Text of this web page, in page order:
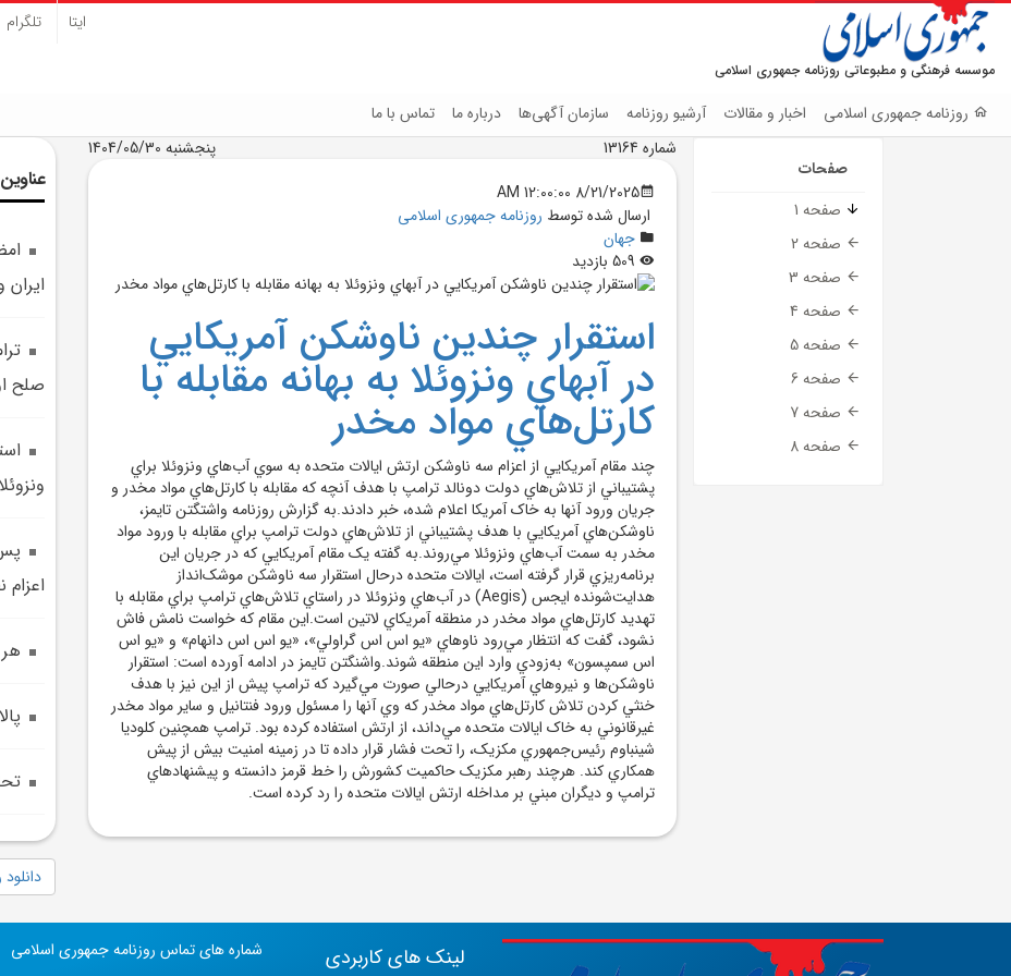
موسسه فرهنگی و مطبوعاتی روزنامه جمهوری اسلامی
ایتا تلگرام
روزنامه جمهوری اسلامی اخبار و مقالات آرشیو روزنامه سازمان آگهی‌ها درباره ما تماس با ما
صفحات
صفحه 1
صفحه 2
صفحه 3
صفحه 4
صفحه 5
صفحه 6
صفحه 7
صفحه 8
شماره 13164
پنجشنبه 1404/05/30
8/21/2025 12:00:00 AM
ارسال شده توسط روزنامه جمهوری اسلامی
جهان
استقرار چندين ناوشکن آمريکايي
در آبهاي ونزوئلا به بهانه مقابله با
کارتل‌هاي مواد مخدر
چند مقام آمريکايي از اعزام سه ناوشکن ارتش ايالات متحده به سوي آب‌هاي ونزوئلا براي
پشتيباني از تلاش‌هاي دولت دونالد ترامپ با هدف آنچه که مقابله با کارتل‌هاي مواد مخدر و
جريان ورود آنها به خاک آمريکا اعلام شده، خبر دادند.به گزارش روزنامه واشتگتن تايمز،
ناوشکن‌هاي آمريکايي با هدف پشتيباني از تلاش‌هاي دولت ترامپ براي مقابله با ورود مواد
مخدر به سمت آب‌هاي ونزوئلا مي‌روند.به گفته يک مقام آمريکايي که در جريان اين
برنامه‌ريزي قرار گرفته است، ايالات متحده درحال استقرار سه ناوشکن موشک‌انداز
هدايت‌شونده ايجس (Aegis) در آب‌هاي ونزوئلا در راستاي تلاش‌هاي ترامپ براي مقابله با
تهديد کارتل‌هاي مواد مخدر در منطقه آمريکاي لاتين است.اين مقام که خواست نامش فاش
نشود، گفت که انتظار مي‌رود ناوهاي «يو اس اس گراولي»، «يو اس اس دانهام» و «يو اس
اس سمپسون» به‌زودي وارد اين منطقه شوند.واشنگتن تايمز در ادامه آورده است: استقرار
ناوشکن‌ها و نيروهاي آمريکايي درحالي صورت مي‌گيرد که ترامپ پيش از اين نيز با هدف
خنثي کردن تلاش کارتل‌هاي مواد مخدر که وي آنها را مسئول ورود فنتانيل و ساير مواد مخدر
غيرقانوني به خاک ايالات متحده مي‌داند، از ارتش استفاده کرده بود. ترامپ همچنين کلوديا
شينباوم رئيس‌جمهوري مکزيک، را تحت فشار قرار داده تا در زمينه امنيت بيش از پيش
همکاري کند. هرچند رهبر مکزيک حاکميت کشورش را خط قرمز دانسته و پيشنهادهاي
ترامپ و ديگران مبني بر مداخله ارتش ايالات متحده را رد کرده است.
صلح
هر 40 دقيقه شهادت يک کودک درغزه
دانلود
شماره های تماس روزنامه جمهوری اسلامی
لینک های کاربردی